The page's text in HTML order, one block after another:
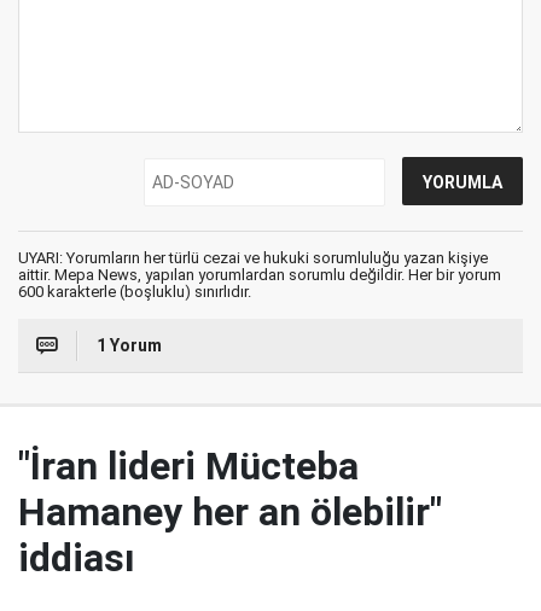
UYARI: Yorumların her türlü cezai ve hukuki sorumluluğu yazan kişiye
aittir. Mepa News, yapılan yorumlardan sorumlu değildir. Her bir yorum
600 karakterle (boşluklu) sınırlıdır.
1 Yorum
"İran lideri Mücteba
Hamaney her an ölebilir"
iddiası